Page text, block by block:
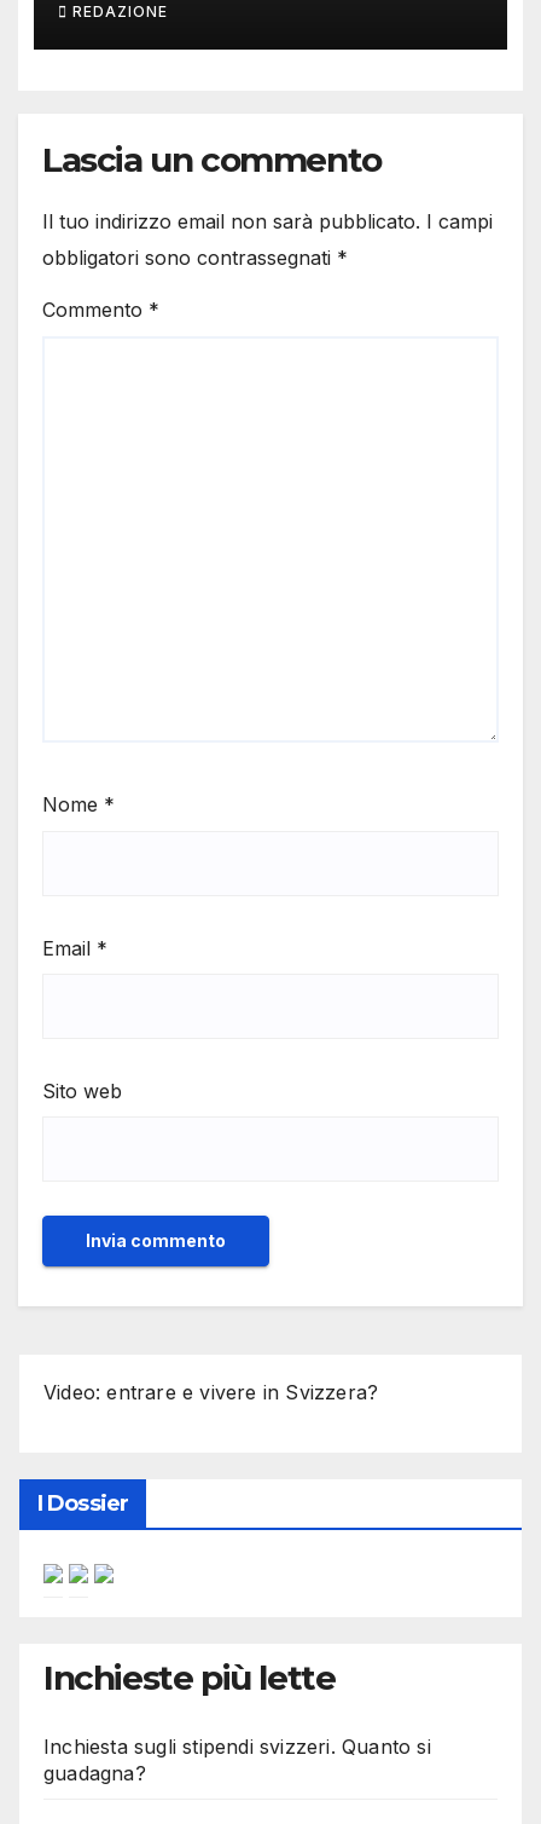
REDAZIONE
Lascia un commento
Il tuo indirizzo email non sarà pubblicato. I campi
obbligatori sono contrassegnati *
Commento *
Nome *
Email *
Sito web
Video: entrare e vivere in Svizzera?
I Dossier
Inchieste più lette
Inchiesta sugli stipendi svizzeri. Quanto si
guadagna?